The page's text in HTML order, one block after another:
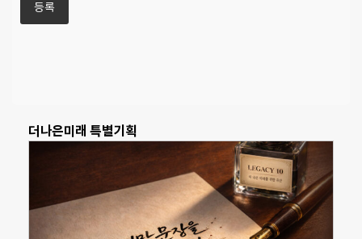
더나은미래 특별기획